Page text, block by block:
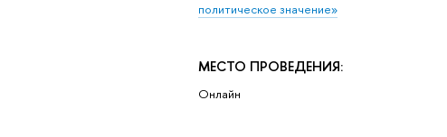
политическое значение»
МЕСТО ПРОВЕДЕНИЯ:
Онлайн